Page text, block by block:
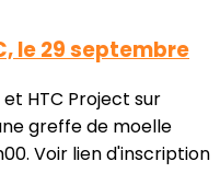
le 29 septembre
HTC Project sur
greffe de moelle
Voir lien d'inscription